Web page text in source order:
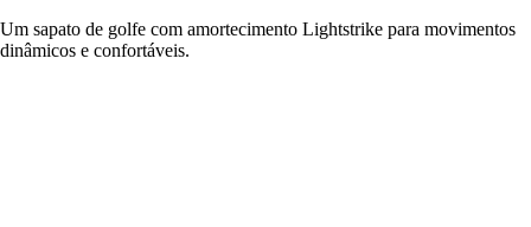
Um sapato de golfe com amortecimento Lightstrike para movimentos
dinâmicos e confortáveis.